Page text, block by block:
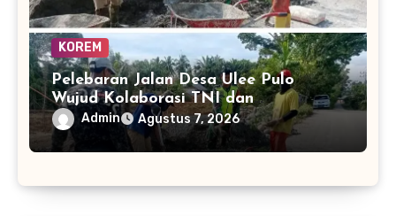
KOREM
Pelebaran Jalan Desa Ulee Pulo
Wujud Kolaborasi TNI dan
Masyarakat Bangun Infrastruktur
Admin Agustus 7, 2026